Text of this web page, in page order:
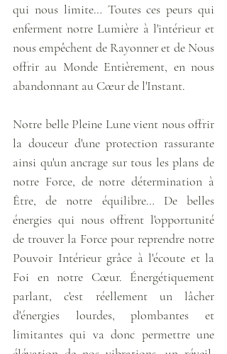
qui nous limite… Toutes ces peurs qui
enferment notre Lumière à l'intérieur et
nous empêchent de Rayonner et de Nous
offrir au Monde Entièrement, en nous
abandonnant au Cœur de l'Instant.
Notre belle Pleine Lune vient nous offrir
la douceur d'une protection rassurante
ainsi qu'un ancrage sur tous les plans de
notre Force, de notre détermination à
Être, de notre équilibre… De belles
énergies qui nous offrent l'opportunité
de trouver la Force pour reprendre notre
Pouvoir Intérieur grâce à l'écoute et la
Foi en notre Cœur. Énergétiquement
parlant, c'est réellement un lâcher
d'énergies lourdes, plombantes et
limitantes qui va donc permettre une